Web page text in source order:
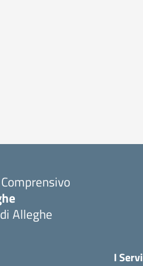
Alleghe
I